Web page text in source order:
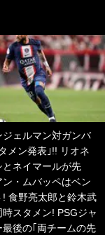
ジェルマン対ガンバ
メン発表｣!! リオネ
とネイマールが先
・ムバッペはベン
! 食野亮太郎と鈴木武
スタメン! PSGジャ
後の｢両チームの先